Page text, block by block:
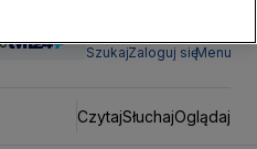
SzukajZaloguj sięMenu
CzytajSłuchajOglądaj